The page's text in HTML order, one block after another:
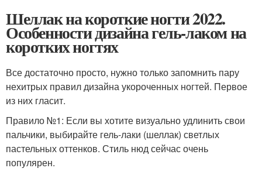
Шеллак на короткие ногти 2022.
Особенности дизайна гель-лаком на
коротких ногтях
Все достаточно просто, нужно только запомнить пару
нехитрых правил дизайна укороченных ногтей. Первое
из них гласит.
Правило №1: Если вы хотите визуально удлинить свои
пальчики, выбирайте гель-лаки (шеллак) светлых
пастельных оттенков. Стиль нюд сейчас очень
популярен.